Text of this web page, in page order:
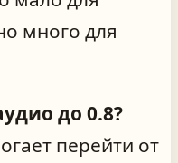
много для
до 0.8?
перейти от